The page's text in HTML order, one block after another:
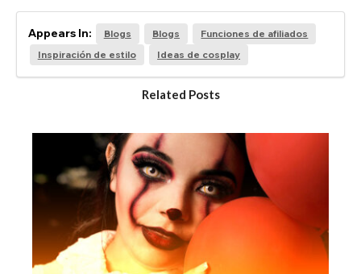
Appears In: Blogs Blogs
Funciones de afiliados
Inspiración de estilo
Ideas de cosplay
Related Posts